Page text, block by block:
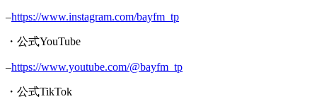
–https://www.instagram.com/bayfm_tp
・公式YouTube
–https://www.youtube.com/@bayfm_tp
・公式TikTok